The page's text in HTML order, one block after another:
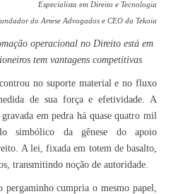
Especialista em Direito e Tecnologia
do Artese Advogados e CEO da Tekoia
operacional no Direito está em
tem vantagens competitivas
no suporte material e no fluxo
de sua força e efetividade. A
em pedra há quase quatro mil
simbólico da gênese do apoio
A lei, fixada em totem de basalto,
transmitindo noção de autoridade.
pergaminho cumpria o mesmo papel,